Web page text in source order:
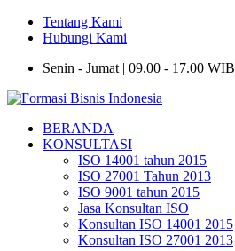
Tentang Kami
Hubungi Kami
Senin - Jumat | 09.00 - 17.00 WIB
BERANDA
KONSULTASI
ISO 14001 tahun 2015
ISO 27001 Tahun 2013
ISO 9001 tahun 2015
Jasa Konsultan ISO
Konsultan ISO 14001 2015
Konsultan ISO 27001 2013